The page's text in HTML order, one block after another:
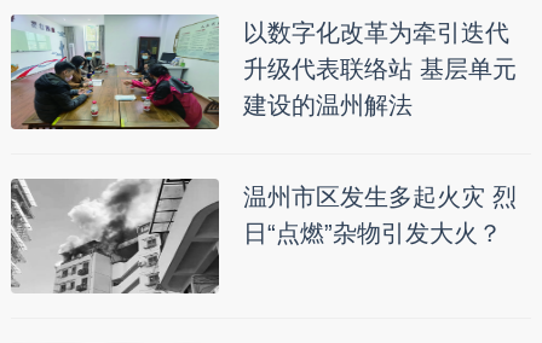
以数字化改革为牵引迭代
升级代表联络站 基层单元
建设的温州解法
温州市区发生多起火灾 烈
日“点燃”杂物引发大火？